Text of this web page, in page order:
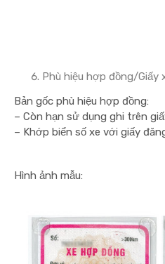
Phù hiệu hợp đồng/Giấy
Bản gốc phù hiệu hợp đồng:
– Còn hạn sử dụng ghi trên
– Khớp biển số xe với giấy
Hình ảnh mẫu: